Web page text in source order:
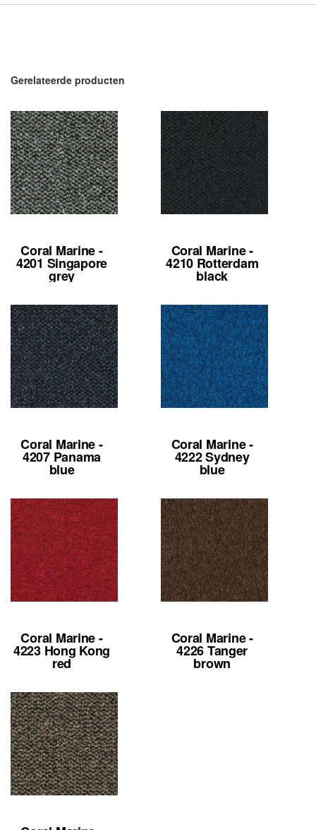
Gerelateerde producten
Coral Marine -
4201 Singapore
grey
Coral Marine -
4210 Rotterdam
black
Coral Marine -
4207 Panama
blue
Coral Marine -
4222 Sydney
blue
Coral Marine -
4223 Hong Kong
red
Coral Marine -
4226 Tanger
brown